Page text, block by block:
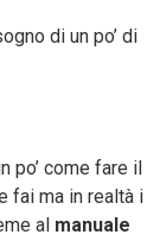
di un po’ di
po’ come fare il
fai ma in realtà i
al manuale